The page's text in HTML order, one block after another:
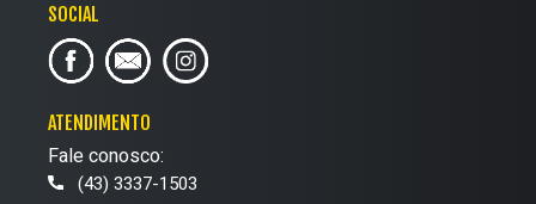
SOCIAL
ATENDIMENTO
Fale conosco:
(43) 3337-1503